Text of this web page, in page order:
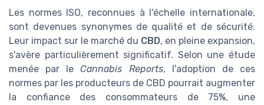
Les normes ISO, reconnues à l'échelle internationale,
sont devenues synonymes de qualité et de sécurité.
Leur impact sur le marché du CBD, en pleine expansion,
s'avère particulièrement significatif. Selon une étude
menée par leCannabis Reports, l'adoption de ces
normes par les producteurs de CBD pourrait augmenter
la confiance des consommateurs de 75%, une